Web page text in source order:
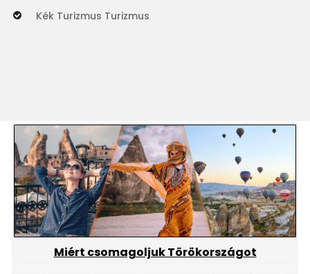
Kék Turizmus Turizmus
Miért csomagoljuk Törökországot